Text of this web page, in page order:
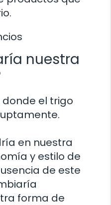
nuestra
el trigo
en nuestra
y estilo de
de este
forma de